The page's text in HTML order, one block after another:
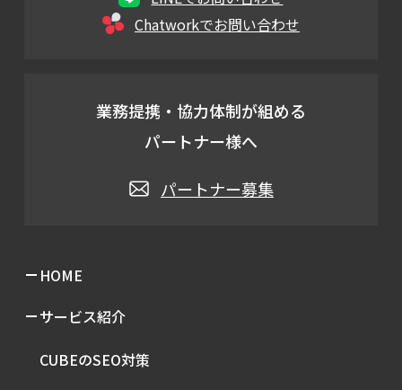
Chatworkでお問い合わせ
業務提携・協力体制が組める
パートナー様へ
パートナー募集
HOME
サービス紹介
CUBEのSEO対策